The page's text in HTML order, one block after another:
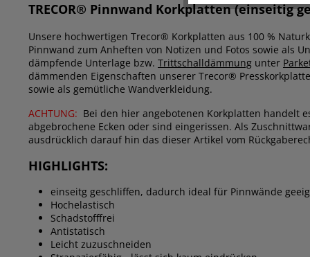
TRECOR® Pinnwand Korkplatten (einseitig
Unsere hochwertigen Trecor® Korkplatten aus 100 %
Pinnwand zum Anheften von Notizen und Fotos sowie als
dämpfende Unterlage bzw. Trittschalldämmung unter
dämmenden Eigenschaften unserer Trecor®
sowie als gemütliche Wandverkleidung.
ACHTUNG: Bei den hier angebotenen Korkplatten handelt
abgebrochene Ecken oder sind eingerissen. Als
ausdrücklich darauf hin das dieser Artikel vom
HIGHLIGHTS:
einseitg geschliffen, dadurch ideal für Pinnwände
Hochelastisch
Schadstofffrei
Antistatisch
Leicht zuzuschneiden